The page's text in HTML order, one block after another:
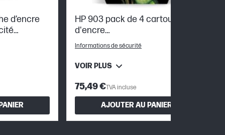
d’encre
HP 903 pack de 4 cartouches
d'encre
Noir/Cyan/Magenta/Jaune
authentiques
Informations de sécurité
VOIR PLUS
75,49 €TVA incluse
AJOUTER AU PANIER